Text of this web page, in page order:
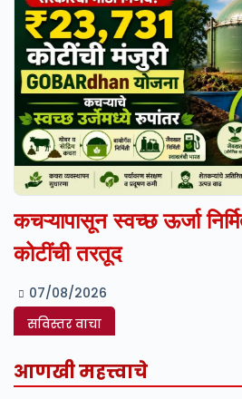
कचऱ्यापासून स्वच्छ ऊर्जा
कोटींची तरतूद
07/08/2026
सविस्तर वाचा
आणखी महत्त्वाचे